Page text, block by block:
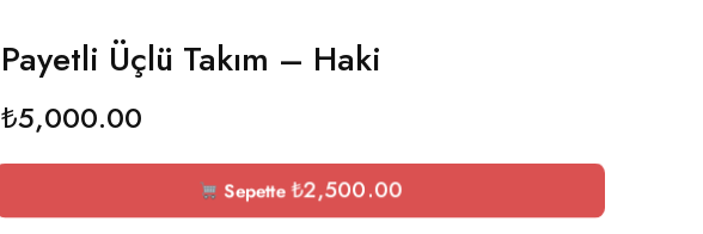
Payetli Üçlü Takım – Haki
₺5,000.00
Sepette₺2,500.00